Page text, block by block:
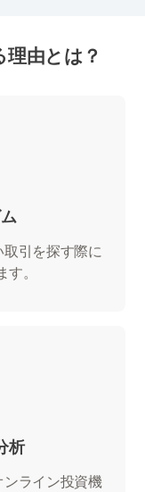
理由とは？
引を探す際に
。
析
ンライン投資機